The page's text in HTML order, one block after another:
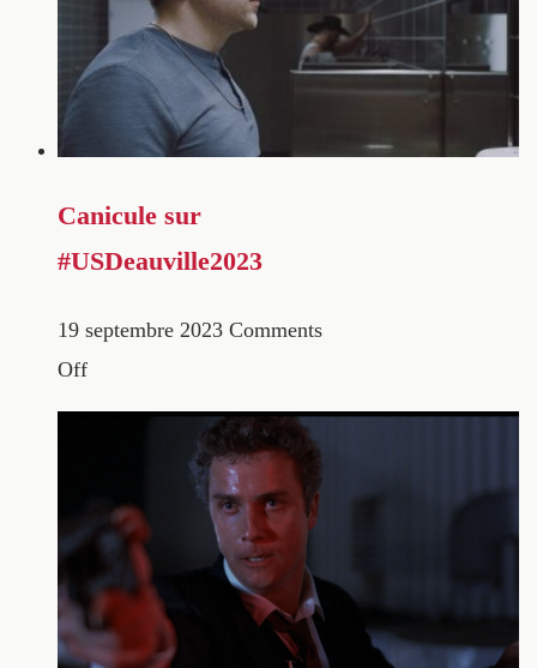
Canicule sur
#USDeauville2023
19 septembre 2023 Comments
Off